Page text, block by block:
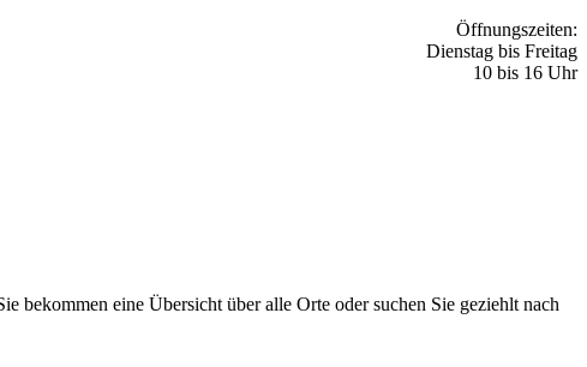
Öffnungszeiten:
Dienstag bis Freitag
10 bis 16 Uhr
bekommen eine Übersicht über alle Orte oder suchen Sie geziehlt nach